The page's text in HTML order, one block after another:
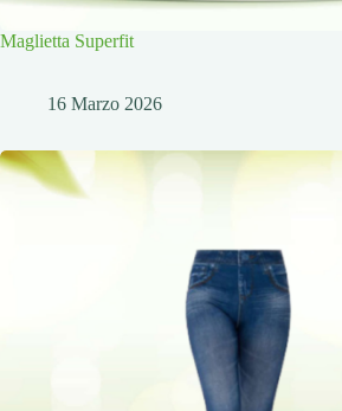
Maglietta Superfit
16 Marzo 2026